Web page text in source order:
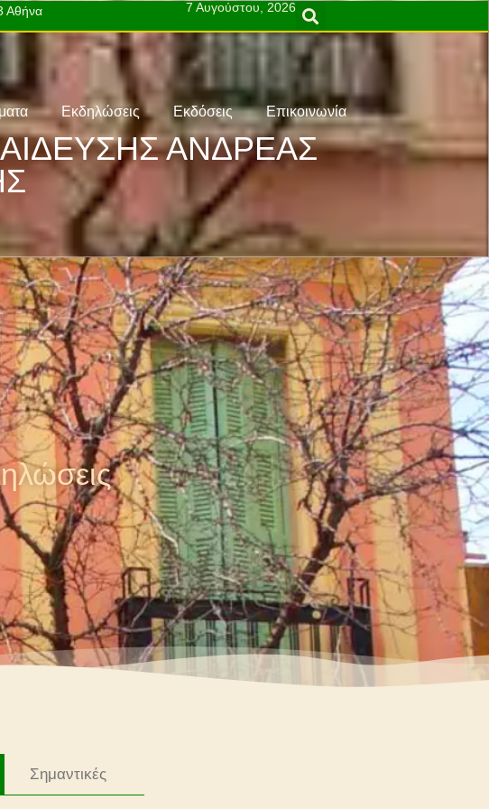
Αθήνα 7 Αυγούστου, 2026
Εκδηλώσεις Εκδόσεις Επικοινωνία
ΑΝΔΡΕΑΣ
Σημαντικές